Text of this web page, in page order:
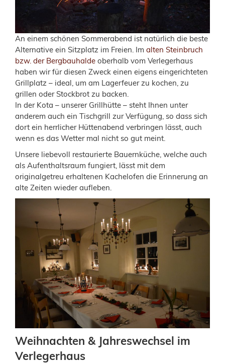
An einem schönen Sommerabend ist natürlich die beste
Alternative ein Sitzplatz im Freien. Im alten Steinbruch
bzw. der Bergbauhalde oberhalb vom Verlegerhaus
haben wir für diesen Zweck einen eigens eingerichteten
Grillplatz – ideal, um am Lagerfeuer zu kochen, zu
grillen oder Stockbrot zu backen.
In der Kota – unserer Grillhütte – steht Ihnen unter
anderem auch ein Tischgrill zur Verfügung, so dass sich
dort ein herrlicher Hüttenabend verbringen lässt, auch
wenn es das Wetter mal nicht so gut meint.
Unsere liebevoll restaurierte Bauernküche, welche auch
als Aufenthaltsraum fungiert, lässt mit dem
originalgetreu erhaltenen Kachelofen die Erinnerung an
alte Zeiten wieder aufleben.
Weihnachten & Jahreswechsel im
Verlegerhaus